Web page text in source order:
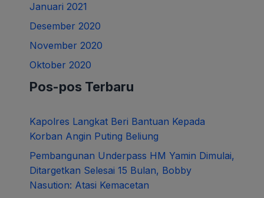
Januari 2021
Desember 2020
November 2020
Oktober 2020
Pos-pos Terbaru
Kapolres Langkat Beri Bantuan Kepada
Korban Angin Puting Beliung
Pembangunan Underpass HM Yamin Dimulai,
Ditargetkan Selesai 15 Bulan, Bobby
Nasution: Atasi Kemacetan